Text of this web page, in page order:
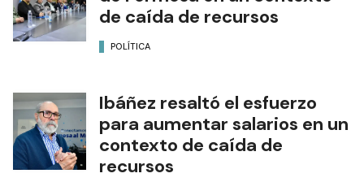
de caída de recursos
POLÍTICA
Ibáñez resaltó el esfuerzo
para aumentar salarios en un
contexto de caída de
recursos